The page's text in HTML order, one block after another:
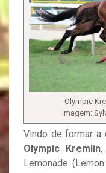
Olympic
Imagem:
Vindo de formar a
Olympic Kremlin,
Lemonade